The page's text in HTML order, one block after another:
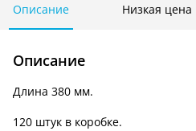
10-
ю
380
A
022
Описание Низкая цена
Описание
Длина 380 мм.
120 штук в коробке.